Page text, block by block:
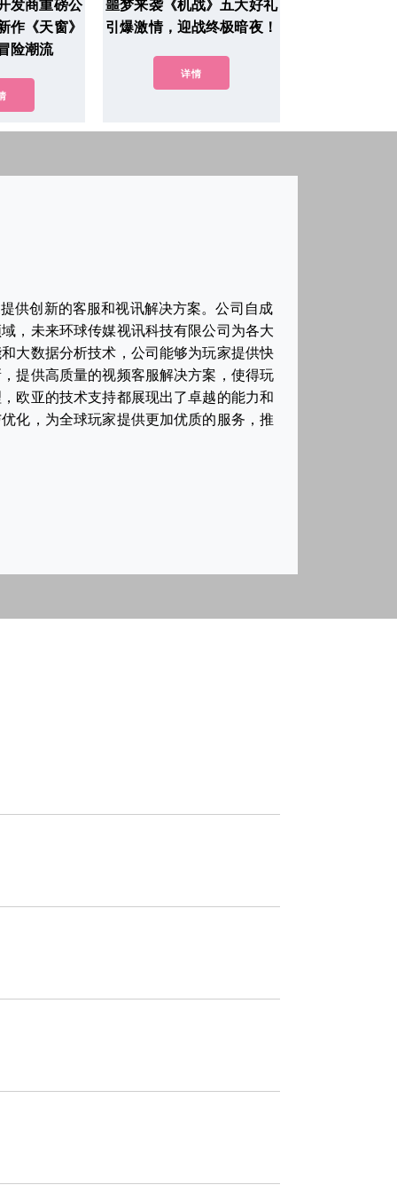
发商重磅公
作《天窗》
险潮流
噩梦来袭《机战》五大好礼
引爆激情，迎战终极暗夜！
详情
供创新的客服和视讯解决方案。公司自成
，未来环球传媒视讯科技有限公司为各大
大数据分析技术，公司能够为玩家提供快
提供高质量的视频客服解决方案，使得玩
欧亚的技术支持都展现出了卓越的能力和
化，为全球玩家提供更加优质的服务，推